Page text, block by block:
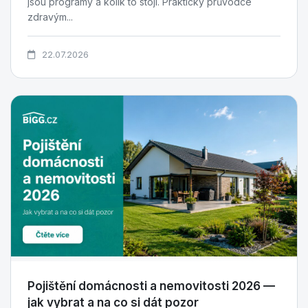
zdravým...
22.07.2026
Pojištění domácnosti a nemovitosti 2026 —
jak vybrat a na co si dát pozor